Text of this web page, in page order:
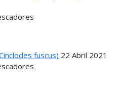
fuscus) 22 Abril 2021